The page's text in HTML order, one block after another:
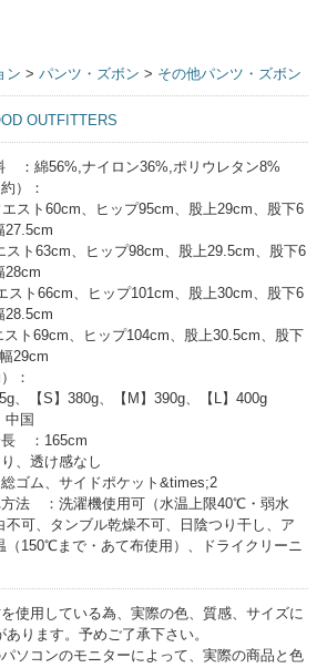
ン > パンツ・ズボン > その他パンツ・ズボン
OUTFITTERS
：綿56%,ナイロン36%,ポリウレタン8%
）：
エスト60cm、ヒップ95cm、股上29cm、股下6
27.5cm
スト63cm、ヒップ98cm、股上29.5cm、股下6
28cm
スト66cm、ヒップ101cm、股上30cm、股下6
28.5cm
スト69cm、ヒップ104cm、股上30.5cm、股下
29cm
：
、【S】380g、【M】390g、【L】400g
中国
長 ：165cm
、透け感なし
ゴム、サイドポケット&times;2
法 ：洗濯機使用可（水温上限40℃・弱水
不可、タンブル乾燥不可、日陰つり干し、ア
（150℃まで・あて布使用）、ドライクリーニ
使用している為、実際の色、質感、サイズに
あります。予めご了承下さい。
ソコンのモニターによって、実際の商品と色